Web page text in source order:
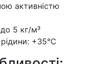
активністю
5 кг/м³
+35°C